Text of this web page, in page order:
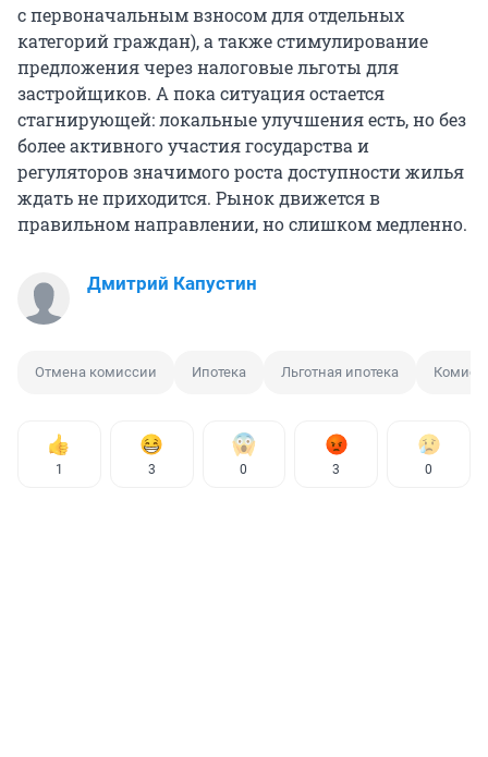
с первоначальным взносом для отдельных
категорий граждан), а также стимулирование
предложения через налоговые льготы для
застройщиков. А пока ситуация остается
стагнирующей: локальные улучшения есть, но без
более активного участия государства и
регуляторов значимого роста доступности жилья
ждать не приходится. Рынок движется в
правильном направлении, но слишком медленно.
Дмитрий Капустин
Отмена комиссии Ипотека Льготная ипотека
1 3 0 3 0